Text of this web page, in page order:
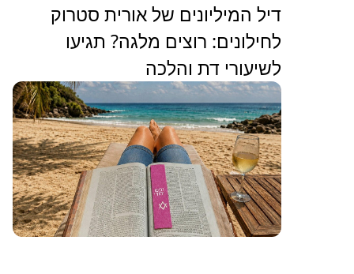
‏דיל המיליונים של אורית סטרוק
לחילונים: רוצים מלגה? תגיעו
לשיעורי דת והלכה